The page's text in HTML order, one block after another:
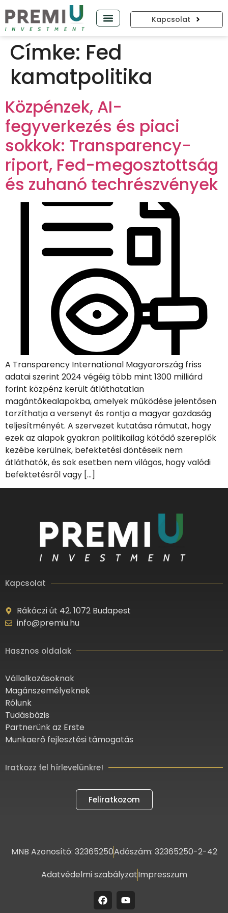
Kapcsolat
Címke: Fed
kamatpolitika
Közpénzek, AI-
fegyverkezés és piaci
sokkok: Transparency-
riport, Fed-megosztottság
és zuhanó techrészvények
A Transparency International Magyarország friss
adatai szerint 2024 végéig több mint 1300 milliárd
forint közpénz került átláthatatlan
magántőkealapokba, amelyek működése jelentősen
torzíthatja a versenyt és rontja a magyar gazdaság
teljesítményét. A szervezet kutatása rámutat, hogy
ezek az alapok gyakran politikailag kötődő szereplők
kezébe kerülnek, befektetési döntéseik nem
átláthatók, és sok esetben nem világos, hogy valódi
befektetésről vagy […]
Kapcsolat
Rákóczi út 42. 1072 Budapest
info@premiu.hu
Hasznos oldalak
Vállalkozásoknak
Magánszemélyeknek
Rólunk
Tudásbázis
Partnerünk az Erste
Munkaerő fejlesztési támogatás
Iratkozz fel hírlevelünkre!
Feliratkozom
MNB Azonosító: 32365250Adószám: 32365250-2-42
Adatvédelmi szabályzatImpresszum